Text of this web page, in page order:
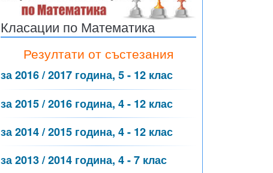
Класации по Математика
Резултати от състезания
за 2016 / 2017 година, 5 - 12 клас
за 2015 / 2016 година, 4 - 12 клас
за 2014 / 2015 година, 4 - 12 клас
за 2013 / 2014 година, 4 - 7 клас